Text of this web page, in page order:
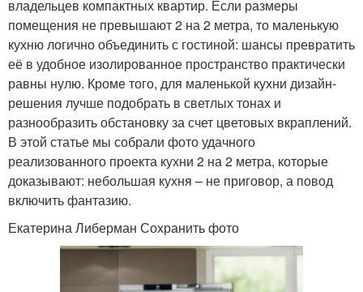
владельцев компактных квартир. Если размеры
помещения не превышают 2 на 2 метра, то маленькую
кухню логично объединить с гостиной: шансы превратить
её в удобное изолированное пространство практически
равны нулю. Кроме того, для маленькой кухни дизайн-
решения лучше подобрать в светлых тонах и
разнообразить обстановку за счет цветовых вкраплений.
В этой статье мы собрали фото удачного
реализованного проекта кухни 2 на 2 метра, которые
доказывают: небольшая кухня – не приговор, а повод
включить фантазию.
Екатерина Либерман Сохранить фото